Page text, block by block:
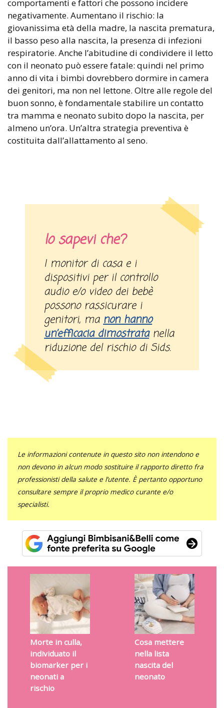
comportamenti e fattori che possono incidere
negativamente. Aumentano il rischio: la
giovanissima età della madre, la nascita prematura,
il basso peso alla nascita, la presenza di infezioni
respiratorie. Anche l’abitudine di condividere il letto
con il neonato può essere fatale: quindi nel primo
anno di vita i bimbi dovrebbero dormire in camera
dei genitori, ma non nel lettone. Oltre alle regole del
buon sonno, è fondamentale stabilire un contatto
tra mamma e neonato subito dopo la nascita, per
almeno un’ora. Un’altra strategia preventiva è
costituita dall’allattamento al seno.
lo sapevi che?
I monitor di casa e i
dispositivi per il controllo
audio e/o video dei bebè
possono rassicurare i
genitori, manon hanno
un’efficacia dimostratanella
riduzione del rischio di Sids.
Le informazioni contenute in questo sito non intendono e
non devono in alcun modo sostituire il rapporto diretto fra
professionisti della salute e l’utente. È pertanto opportuno
consultare sempre il proprio medico curante e/o
specialisti.
Morte in culla,
individuato il
biomarker per i
neonati a
rischio
Cosa mettere
nella lista
nascita del
neonato